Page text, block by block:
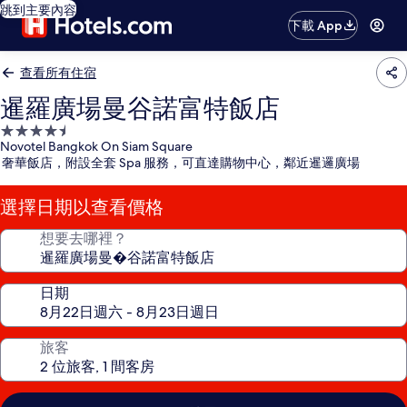
跳到主要內容
下載 App
查看所有住宿
暹羅廣場曼谷諾富特飯店
4.5
星
級
住
宿
Novotel Bangkok On Siam Square
奢華飯店，附設全套 Spa 服務，可直達購物中心，鄰近暹邏廣場
選擇日期以查看價格
想要去哪裡？
日期
旅客